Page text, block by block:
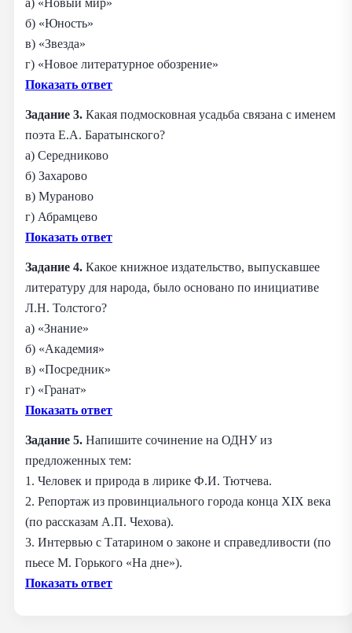
б) «Юность»
в) «Звезда»
г) «Новое литературное обозрение»
Показать ответ
Задание 3. Какая подмосковная усадьба связана с именем
поэта Е.А. Баратынского?
а) Середниково
б) Захарово
в) Мураново
г) Абрамцево
Показать ответ
Задание 4. Какое книжное издательство, выпускавшее
литературу для народа, было основано по инициативе
Л.Н. Толстого?
а) «Знание»
б) «Академия»
в) «Посредник»
г) «Гранат»
Показать ответ
Задание 5. Напишите сочинение на ОДНУ из
предложенных тем:
1. Человек и природа в лирике Ф.И. Тютчева.
2. Репортаж из провинциального города конца XIX века
(по рассказам А.П. Чехова).
3. Интервью с Татарином о законе и справедливости (по
пьесе М. Горького «На дне»).
Показать ответ